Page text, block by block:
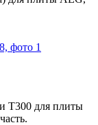
T300 для плиты